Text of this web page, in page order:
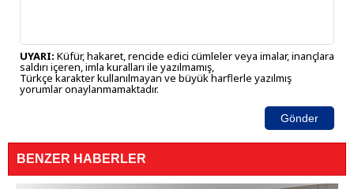
UYARI: Küfür, hakaret, rencide edici cümleler veya imalar, inançlara
saldırı içeren, imla kuralları ile yazılmamış,
Türkçe karakter kullanılmayan ve büyük harflerle yazılmış
yorumlar onaylanmamaktadır.
Gönder
BENZER HABERLER